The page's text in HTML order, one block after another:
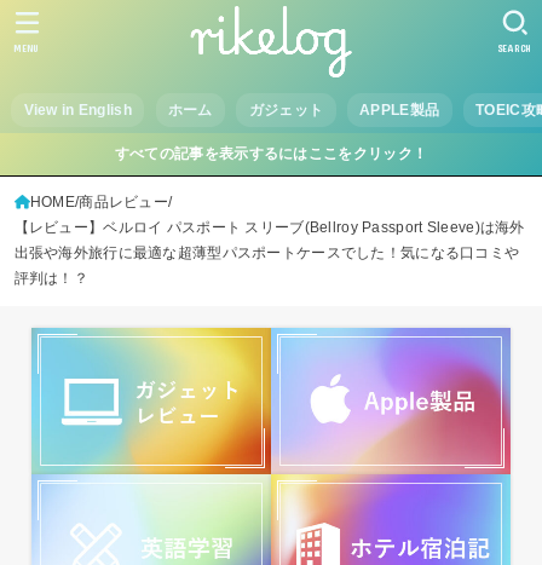
View in English ホーム ガジェット APPLE製品 TOEIC攻
SEARCH
MENU
すべての記事を表示するにはここをクリック！
HOME 商品レビュー
【レビュー】ベルロイ パスポート スリーブ(Bellroy Passport Sleeve)は海外
出張や海外旅行に最適な超薄型パスポートケースでした！気になる口コミや
評判は！？